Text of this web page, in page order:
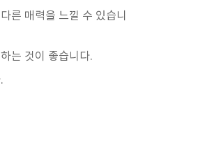
른 매력을 느낄 수 있습니
는 것이 좋습니다.